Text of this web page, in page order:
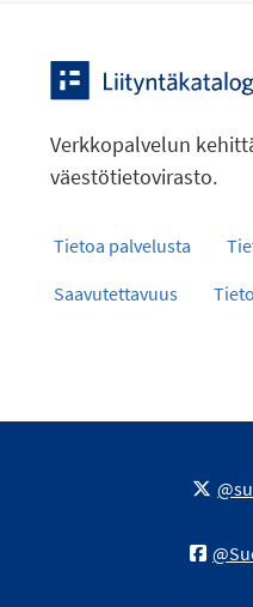
Verkkopalvelun
väestötietovirasto.
Tietoa palvelusta
Saavutettavuus